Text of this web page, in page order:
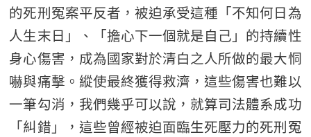
的死刑冤案平反者，被迫承受這種「不知何日為
人生末日」、「擔心下一個就是自己」的持續性
身心傷害，成為國家對於清白之人所做的最大恫
嚇與痛擊。縱使最終獲得救濟，這些傷害也難以
一筆勾消，我們幾乎可以說，就算司法體系成功
「糾錯」，這些曾經被迫面臨生死壓力的死刑冤